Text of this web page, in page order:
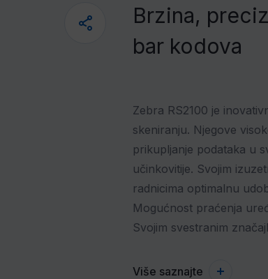
Brzina,
bar kodova
Zebra RS2100 je
skeniranju. Njegove
prikupljanje podataka u
učinkovitije. Svojim
radnicima optimalnu
Mogućnost praćenja
Svojim svestranim
Više saznajte